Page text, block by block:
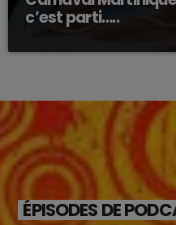
c’est parti…..
ÉPISODES DE